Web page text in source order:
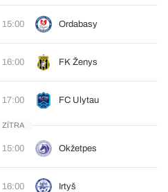
15:00 Ordabasy
16:00 FK Ženys
17:00 FC Ulytau
ZÍTRA
15:00 Okžetpes
16:00 Irtyš